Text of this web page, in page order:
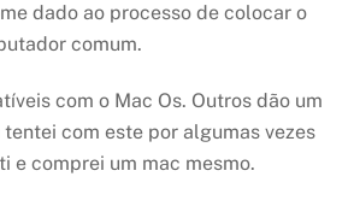
dado ao processo de colocar o
comum.
com o Mac Os. Outros dão um
com este por algumas vezes
e comprei um mac mesmo.